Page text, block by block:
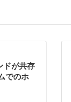
ドが共存
でのホ